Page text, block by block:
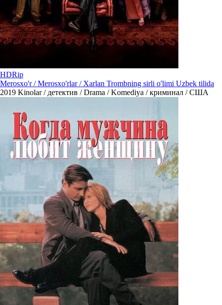
HDRip
Merosxo'r / Merosxo'rlar / Xarlan Trombning sirli o'limi Uzbek tilida
2019 Kinolar / детектив / Drama / Komediya / криминал / США